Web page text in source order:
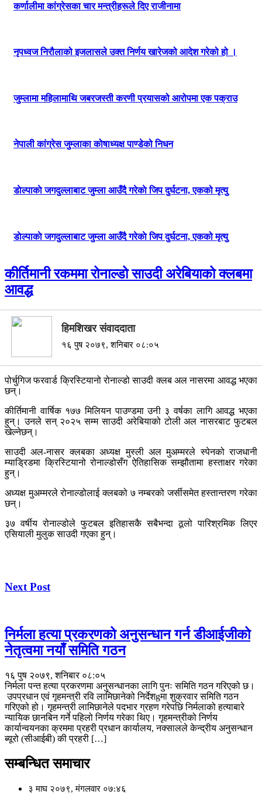
कर्णालीमा कांग्रेसका चार मन्त्रीहरूले दिए राजीनामा
नृपध्वज निरौलाको इजलासले उक्त निर्णय खारेजको आदेश गरेको हो ।
जुम्लामा महिलामाथि जबरजस्ती करणी प्रयासको आरोपमा एक पक्राउ
नेपाली कांग्रेस जुम्लाका कोषाध्यक्ष पाण्डेको निधन
डाेल्पाकाे जगदुल्लाबाट जुम्ला आउँदै गरेकाे जिप दुर्घटना, एकको मृत्यु
डाेल्पाकाे जगदुल्लाबाट जुम्ला आउँदै गरेकाे जिप दुर्घटना, एकको मृत्यु
कीर्तिमानी रकममा रोनाल्डो साउदी अरेबियाको क्लबमा
आवद्ध
हिमशिखर संवाददाता
१६ पुष २०७९, शनिबार ०८:०५
पोर्चुगिज फरवार्ड क्रिस्टियानो रोनाल्डो साउदी क्लब अल नासरमा आवद्ध भएका
छन्।
कीर्तिमानी वार्षिक १७७ मिलियन पाउण्डमा उनी ३ वर्षका लागि आवद्ध भएका
हुन्। उनले सन् २०२५ सम्म साउदी अरेबियाको टोली अल नासरबाट फुटबल
खेल्नेछन्।
साउदी अल-नासर क्लबका अध्यक्ष मुस्ली अल मुअम्मरले स्पेनको राजधानी
म्याड्रिडमा क्रिस्टियानो रोनाल्डोसँग ऐतिहासिक सम्झौतामा हस्ताक्षर गरेका
हुन्।
अध्यक्ष मुअम्मरले रोनाल्डोलाई क्लबको ७ नम्बरको जर्सीसमेत हस्तान्तरण गरेका
छन्।
३७ वर्षीय रोनाल्डोले फुटबल इतिहासकै सबैभन्दा ठूलो पारिश्रमिक लिएर
एसियाली मुलुक साउदी गएका हुन्।
Next Post
निर्मला हत्या प्रकरणको अनुसन्धान गर्न डीआईजीको
नेतृत्वमा नयाँ समिति गठन
१६ पुष २०७९, शनिबार ०८:०५
निर्मला पन्त हत्या प्रकरणमा अनुसन्धानका लागि पुनः समिति गठन गरिएको छ।
उपप्रधान एवं गृहमन्त्री रवि लामिछानेको निर्देशgमा शुक्रवार समिति गठन
गरिएको हो। गृहमन्त्री लामिछानेले पदभार ग्रहण गरेपछि निर्मलाको हत्याबारे
न्यायिक छानबिन गर्ने पहिलो निर्णय गरेका थिए। गृहमन्त्रीको निर्णय
कार्यान्वयनका क्रममा प्रहरी प्रधान कार्यालय, नक्सालले केन्द्रीय अनुसन्धान
ब्यूरो (सीआईबी) की प्रहरी […]
सम्बन्धित समाचार
३ माघ २०७९, मंगलवार ०७:४६